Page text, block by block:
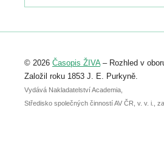
Registrovat se můžete do 6. září.
abstraktu přihlášené přednášky nebo
posteru je už 30. června.
© 2026 Časopis ŽIVA– Rozhled v
Založil roku 1853 J. E. Purkyně.
Vydává Nakladatelství Academia,
Středisko společných činností AV ČR, v. v. i.,